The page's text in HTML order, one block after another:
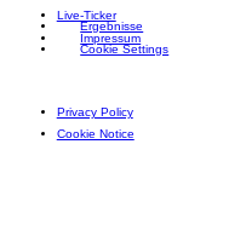
Live-Ticker
Ergebnisse
Impressum
Cookie Settings
Privacy Policy
Cookie Notice